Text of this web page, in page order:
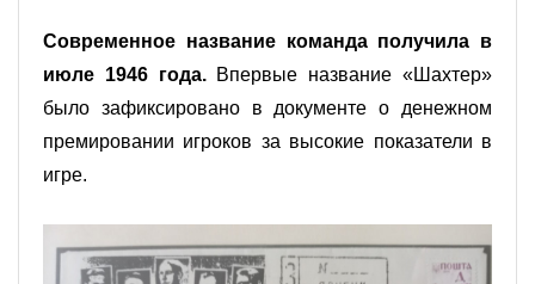
Современное название команда получила в
июле 1946 года.Впервые название «Шахтер»
было зафиксировано в документе о денежном
премировании игроков за высокие показатели в
игре.